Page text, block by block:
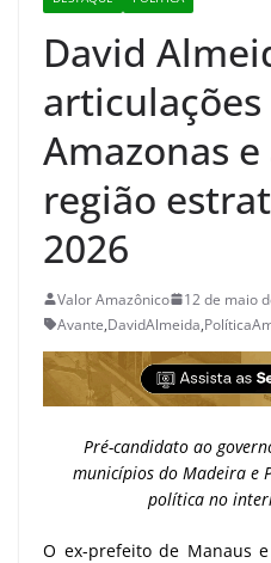
David
Amazonas
região
2026
Valor Amazônico 12 de maio
Avante,DavidAlmeida,
Pré-candidato ao
municípios do Madeira e
política no
O ex-prefeito de Manaus